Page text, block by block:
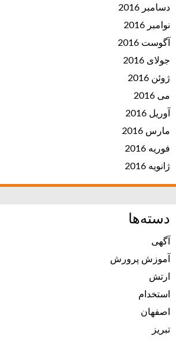
دسامبر 2016
نوامبر 2016
آگوست 2016
جولای 2016
ژوئن 2016
می 2016
آوریل 2016
مارس 2016
فوریه 2016
ژانویه 2016
دسته‌ها
آگهی
آموزش پرورش
ارتش
استخدام
اصفهان
تبریز